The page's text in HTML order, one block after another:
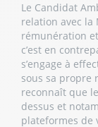
Le Candidat
relation avec la
rémunération
c’est en
s’engage à
sous sa propre
reconnaît que
dessus et
plateformes de